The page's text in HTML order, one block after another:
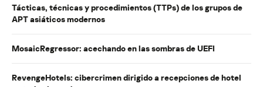
Tácticas, técnicas y procedimientos (TTPs) de los grupos de
APT asiáticos modernos
MosaicRegressor: acechando en las sombras de UEFI
RevengeHotels: cibercrimen dirigido a recepciones de hotel